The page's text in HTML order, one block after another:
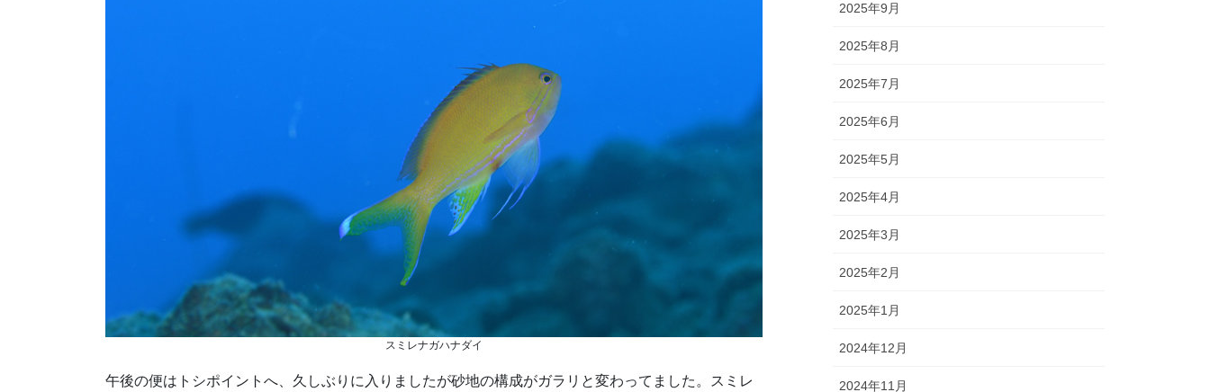
スミレナガハナダイ
午後の便はトシポイントへ、久しぶりに入りましたが砂地の構成がガラリと変わってました。スミレ
2025年9月
2025年8月
2025年7月
2025年6月
2025年5月
2025年4月
2025年3月
2025年2月
2025年1月
2024年12月
2024年11月